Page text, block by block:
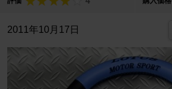
2011年10月17日